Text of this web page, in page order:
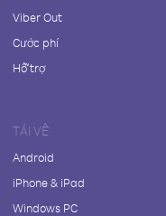
Viber Out
Cước phí
Hỗ trợ
TẢI VỀ
Android
iPhone & iPad
Windows PC